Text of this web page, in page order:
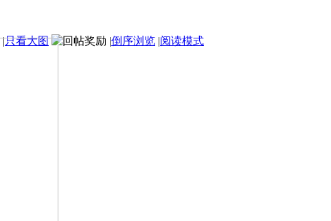
|只看大图 |倒序浏览 |阅读模式